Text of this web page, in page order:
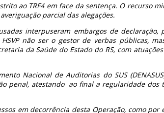
ao TRF4 em face da sentença. O recurso
parcial das alegações.
interpuseram embargos de
não ser o gestor de verbas públicas,
da Saúde do Estado do RS, com
Nacional de Auditorias do SUS
penal, atestando ao final a regularidade dos
em decorrência desta Operação, como por